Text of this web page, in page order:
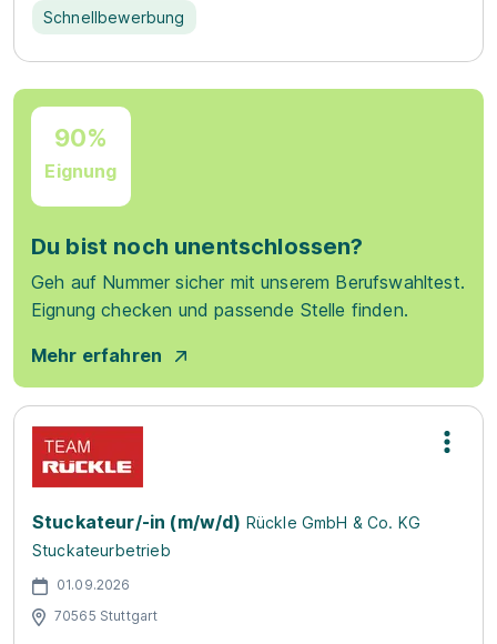
Schnellbewerbung
90%
Eignung
Du bist noch unentschlossen?
Geh auf Nummer sicher mit unserem Berufswahltest.
Eignung checken und passende Stelle finden.
Mehr erfahren
Stuckateur/-in (m/w/d) Rückle GmbH & Co. KG
Stuckateurbetrieb
01.09.2026
70565 Stuttgart